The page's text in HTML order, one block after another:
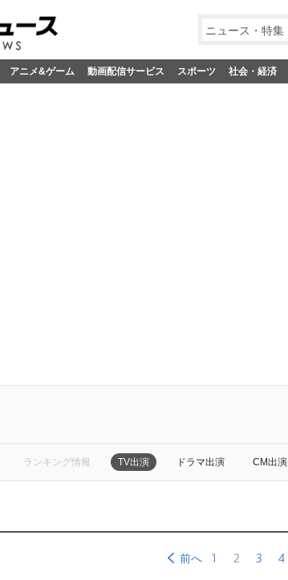
ニュース・特集
アニメ&ゲーム 動画配信サービス スポーツ 社会・経済
ランキング情報 TV出演 ドラマ出演 CM出演
前へ 1 2 3 4